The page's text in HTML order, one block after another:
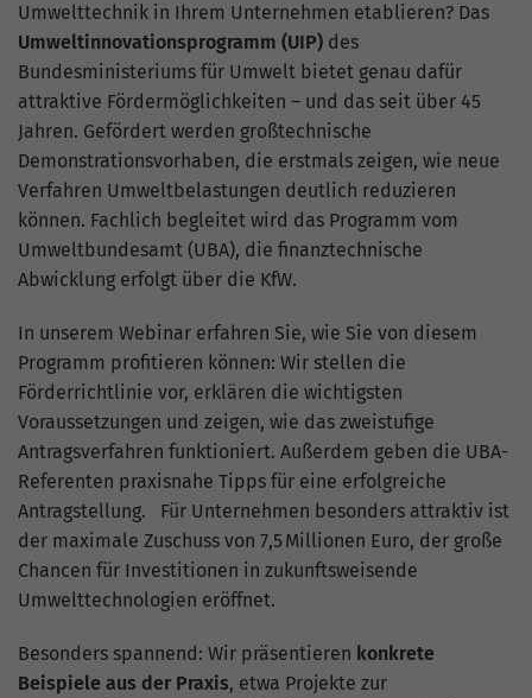
Umwelttechnik in Ihrem Unternehmen etablieren? Das
Umweltinnovationsprogramm (UIP) des
Bundesministeriums für Umwelt bietet genau dafür
attraktive Fördermöglichkeiten – und das seit über 45
Jahren. Gefördert werden großtechnische
Demonstrationsvorhaben, die erstmals zeigen, wie neue
Verfahren Umweltbelastungen deutlich reduzieren
können. Fachlich begleitet wird das Programm vom
Umweltbundesamt (UBA), die finanztechnische
Abwicklung erfolgt über die KfW.
In unserem Webinar erfahren Sie, wie Sie von diesem
Programm profitieren können: Wir stellen die
Förderrichtlinie vor, erklären die wichtigsten
Voraussetzungen und zeigen, wie das zweistufige
Antragsverfahren funktioniert. Außerdem geben die UBA-
Referenten praxisnahe Tipps für eine erfolgreiche
Antragstellung. Für Unternehmen besonders attraktiv ist
der maximale Zuschuss von 7,5 Millionen Euro, der große
Chancen für Investitionen in zukunftsweisende
Umwelttechnologien eröffnet.
Besonders spannend: Wir präsentieren konkrete
Beispiele aus der Praxis, etwa Projekte zur
Name cookie_optin
Anbieter TYPO3
Zweck
Enthält die gewählten Tracking-Optin-
Einstellungen.
Cookie-Informationen anzeigen
Statistiken
Diese Gruppe beinhaltet alle Skripte für analytisches
Tracking und zugehörige Cookies. Es hilft uns die
Nutzererfahrung der Website zu verbessern.
Name _ga
Anbieter Google Analytics
Laufzeit 2 Jahre
Zweck
Dieses Cookie wird von Google Analytics
installiert. Das Cookie wird verwendet,
um Besucher-, Sitzungs- und
Kampagnendaten zu berechnen und die
Nutzung der Website für den
Analysebericht der Website zu verfolgen.
Die Cookies speichern Informationen
anonym und weisen eine zufällig
generierte Nummer zu, um eindeutige
Cookie-Informationen anzeigen
Externe Inhalte
Wir verwenden auf unserer Website externe Inhalte, um
Ihnen zusätzliche Informationen anzubieten. Einige externe
Inhalte (z.B. Google Maps, Youtube) können persönliche
Daten (z.B. IP-Adresse) an Google weiterleiten. Mit der
Bestätigung erklären Sie sich damit einverstanden.